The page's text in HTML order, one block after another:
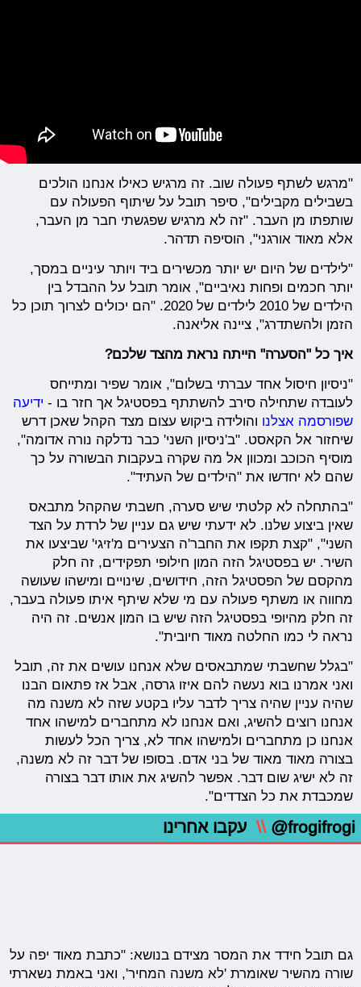
"מרגש לשתף פעולה שוב. זה מרגיש כאילו אנחנו הולכים
בשבילים מקבילים", סיפר תובל על שיתוף הפעולה עם
שותפתו מן העבר. "זה לא מרגיש שפגשתי חבר מן העבר,
אלא מאוד אורגני", הוסיפה תדהר.
"לילדים של היום יש יותר מכשירים ביד ויותר עיניים במסך,
יותר חכמים ופחות נאיביים", אומר תובל על ההבדל בין
הילדים של 2010 לילדים של 2020. "הם יכולים לצרוך תוכן כל
הזמן ולהשתדרג", ציינה אליאנה.
איך כל "הסערה" הייתה נראת מהצד שלכם?
"ניסיון חיסול אחד עברתי בשלום", אומר שפיר ומתייחס
לעובדה שתחילה סירב להשתתף בפסטיגל אך חזר בו - ידיעה
שפורסמה אצלנו והולידה ביקוש עצום מצד הקהל שאכן דרש
שיחזור אל הקאסט. "ב'ניסיון השני' כבר נדלקה נורה אדומה",
מוסיף הכוכב ומכוון אל מה שקרה בעקבות הבשורה על כך
שהם לא יחדשו את "הילדים של העתיד".
"בהתחלה לא קלטתי שיש סערה, חשבתי שהקהל מתבאס
שאין ביצוע שלנו. לא ידעתי שיש גם עניין של לרדת על הצד
השני", "קצת תקפו את החבר'ה הצעירים מ'זיגי' שביצעו את
השיר. יש בפסטיגל הזה המון חילופי תפקידים, זה חלק
מהקסם של הפסטיגל הזה, חידושים, שינויים ומישהו שעושה
מחווה או משתף פעולה עם מי שלא שיתף איתו פעולה בעבר,
זה חלק מהיופי בפסטיגל הזה שיש בו המון אנשים. זה היה
נראה לי כמו החלטה מאוד חיובית".
"בגלל שחשבתי שמתבאסים שלא אנחנו עושים את זה, תובל
ואני אמרנו בוא נעשה להם איזו גרסה, אבל אז פתאום הבנו
שהיה עניין שהיה צריך לדבר עליו בקטע שזה לא משנה מה
אנחנו רוצים להשיג, ואם אנחנו לא מתחברים למישהו אחד
אנחנו כן מתחברים ולמישהו אחד לא, צריך הכל לעשות
בצורה מאוד מאוד של בני אדם. בסופו של דבר זה לא משנה,
זה לא ישיג שום דבר. אפשר להשיג את אותו דבר בצורה
שמכבדת את כל הצדדים".
@frogifrogi
\\ עקבו אחרינו
גם תובל חידד את המסר מצידם בנושא: "כתבת מאוד יפה על
שורה מהשיר שאומרת 'לא משנה המחיר', ואני באמת נשארתי